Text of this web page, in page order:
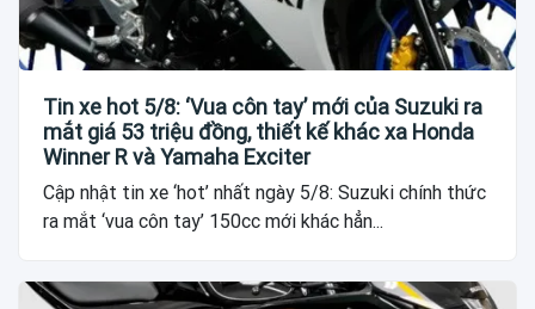
Tin xe hot 5/8: ‘Vua côn tay’ mới của Suzuki ra
mắt giá 53 triệu đồng, thiết kế khác xa Honda
Winner R và Yamaha Exciter
Cập nhật tin xe ‘hot’ nhất ngày 5/8: Suzuki chính thức
ra mắt ‘vua côn tay’ 150cc mới khác hẳn...